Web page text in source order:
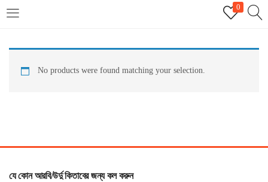
0
REGISTER
No products were found matching your selection.
যে কোন আরবি/উর্দু কিতাবের জন্য কল করুন